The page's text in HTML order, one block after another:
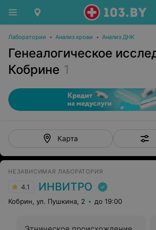
Лаборатории • Анализ крови • Анализ ДНК
Генеалогическое
Кобрине 1
Карта
НЕЗАВИСИМАЯ ЛАБОРАТОРИЯ
4.1 ИНВИТРО
Кобрин, ул. Пушкина, 2 до 19:00